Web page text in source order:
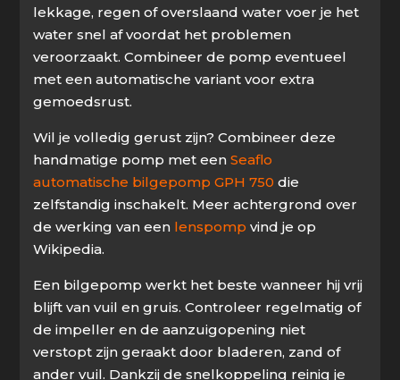
lekkage, regen of overslaand water voer je het
water snel af voordat het problemen
veroorzaakt. Combineer de pomp eventueel
met een automatische variant voor extra
gemoedsrust.
Wil je volledig gerust zijn? Combineer deze
handmatige pomp met eenSeaflo
automatische bilgepomp GPH 750 die
zelfstandig inschakelt. Meer achtergrond over
de werking van een lenspomp vind je op
Wikipedia.
Een bilgepomp werkt het beste wanneer hij vrij
blijft van vuil en gruis. Controleer regelmatig of
de impeller en de aanzuigopening niet
verstopt zijn geraakt door bladeren, zand of
ander vuil. Dankzij de snelkoppeling reinig je